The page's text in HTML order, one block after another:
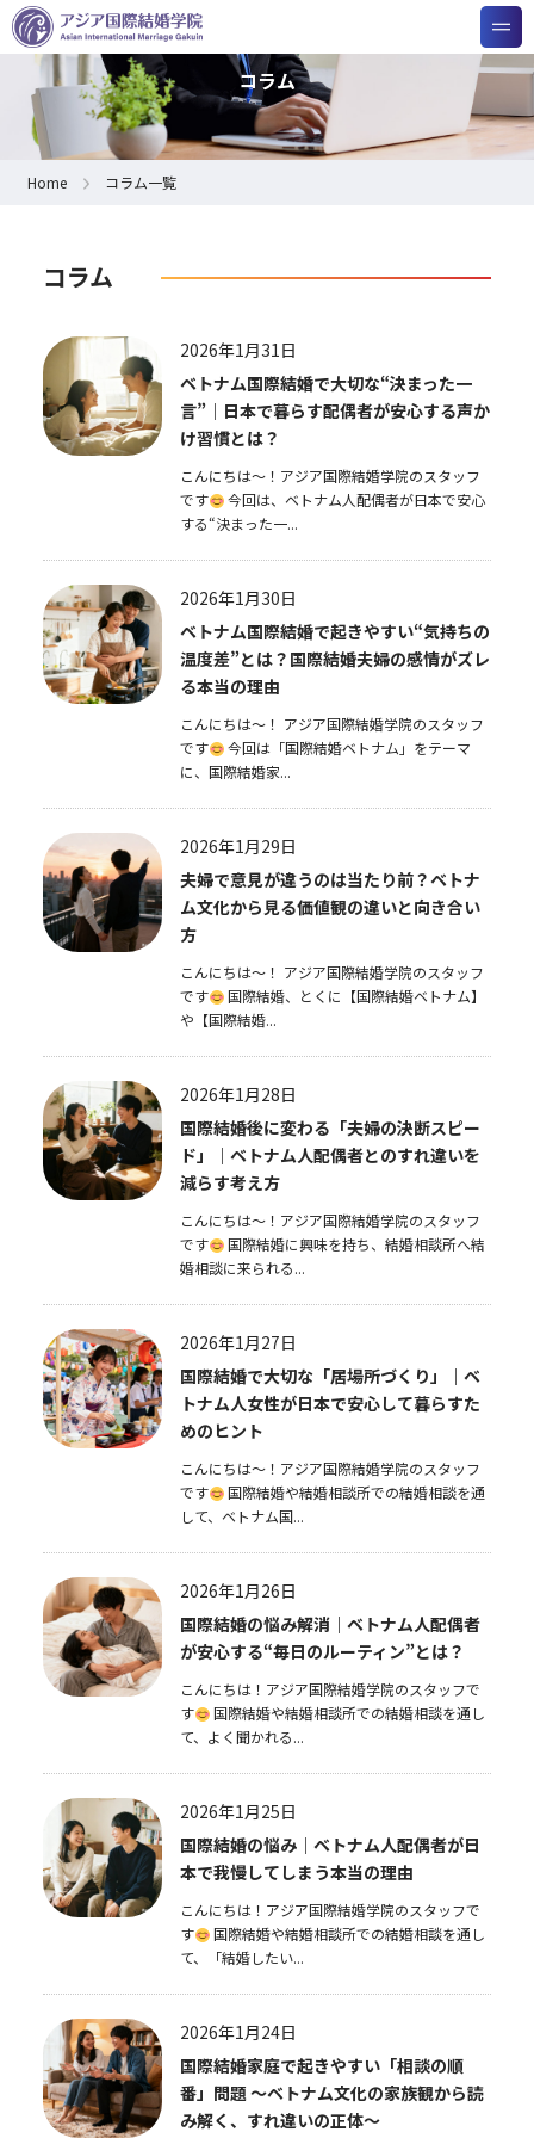
コラム
Home コラム一覧
コラム
2026年1月31日
ベトナム国際結婚で大切な“決まった一
言”｜日本で暮らす配偶者が安心する声か
け習慣とは？
こんにちは～！アジア国際結婚学院のスタッフ
です
今回は、ベトナム人配偶者が日本で安心
する“決まった一...
2026年1月30日
ベトナム国際結婚で起きやすい“気持ちの
温度差”とは？国際結婚夫婦の感情がズレ
る本当の理由
こんにちは～！ アジア国際結婚学院のスタッフ
です
今回は「国際結婚ベトナム」をテーマ
に、国際結婚家...
2026年1月29日
夫婦で意見が違うのは当たり前？ベトナ
ム文化から見る価値観の違いと向き合い
方
こんにちは～！ アジア国際結婚学院のスタッフ
です
国際結婚、とくに【国際結婚ベトナム】
や【国際結婚...
2026年1月28日
国際結婚後に変わる「夫婦の決断スピー
ド」｜ベトナム人配偶者とのすれ違いを
減らす考え方
こんにちは～！アジア国際結婚学院のスタッフ
です
国際結婚に興味を持ち、結婚相談所へ結
婚相談に来られる...
2026年1月27日
国際結婚で大切な「居場所づくり」｜ベ
トナム人女性が日本で安心して暮らすた
めのヒント
こんにちは～！アジア国際結婚学院のスタッフ
です
国際結婚や結婚相談所での結婚相談を通
して、ベトナム国...
2026年1月26日
国際結婚の悩み解消｜ベトナム人配偶者
が安心する“毎日のルーティン”とは？
こんにちは！アジア国際結婚学院のスタッフで
す
国際結婚や結婚相談所での結婚相談を通し
て、よく聞かれる...
2026年1月25日
国際結婚の悩み｜ベトナム人配偶者が日
本で我慢してしまう本当の理由
こんにちは！アジア国際結婚学院のスタッフで
す
国際結婚や結婚相談所での結婚相談を通し
て、「結婚したい...
2026年1月24日
国際結婚家庭で起きやすい「相談の順
番」問題 〜ベトナム文化の家族観から読
み解く、すれ違いの正体〜